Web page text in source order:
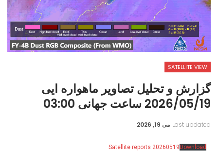
SATELLITE VIEW
گزارش و تحلیل تصاویر ماهواره ایی
2026/05/19 ساعت جهانی 03:00
Last updated می 19, 2026
Satellite reports 20260519Download